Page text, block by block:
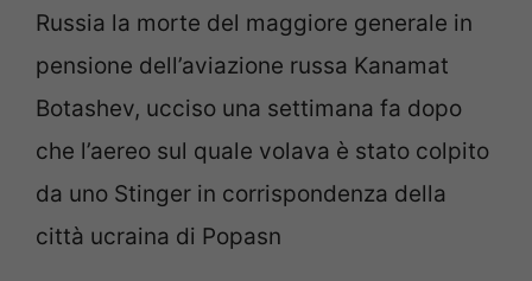
Russia la morte del maggiore generale in
pensione dell’aviazione russa Kanamat
Botashev, ucciso una settimana fa dopo
che l’aereo sul quale volava è stato colpito
da uno Stinger in corrispondenza della
città ucraina di Popasn